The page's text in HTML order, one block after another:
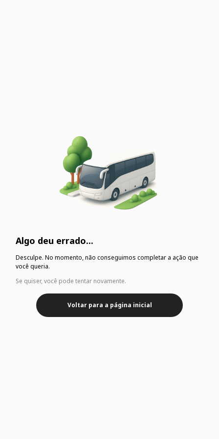
Algo deu errado...
Desculpe. No momento, não conseguimos completar a ação que
você queria.
Se quiser, você pode tentar novamente.
Voltar para a página inicial